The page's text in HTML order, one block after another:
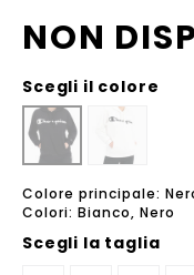
NON
Scegli il colore
Colore principale:
Colori: Bianco, Nero
Scegli la taglia